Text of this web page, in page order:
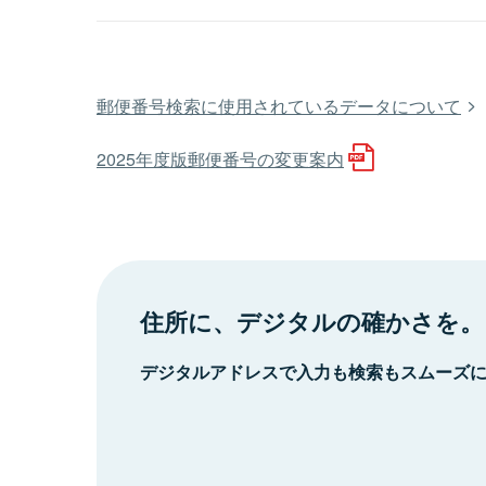
郵便番号検索に使用されているデータについて
2025年度版郵便番号の変更案内
住所に、デジタルの確かさを。
デジタルアドレスで入力も検索もスムーズ